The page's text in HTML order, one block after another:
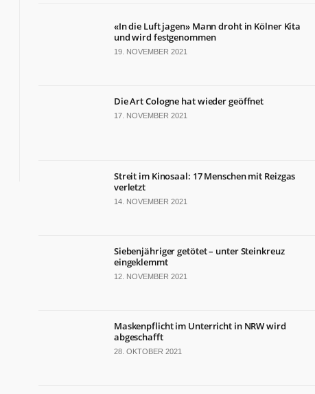
«In die Luft jagen» Mann droht in Kölner Kita
und wird festgenommen
19. NOVEMBER 2021
Die Art Cologne hat wieder geöffnet
17. NOVEMBER 2021
Streit im Kinosaal: 17 Menschen mit Reizgas
verletzt
14. NOVEMBER 2021
Siebenjähriger getötet – unter Steinkreuz
eingeklemmt
12. NOVEMBER 2021
Maskenpflicht im Unterricht in NRW wird
abgeschafft
28. OKTOBER 2021